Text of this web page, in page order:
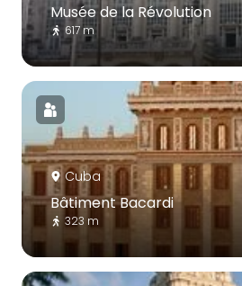
Musée de la Révolution
617 m
Cuba
Bâtiment Bacardi
323 m